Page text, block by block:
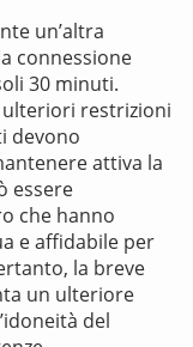
un’altra
connessione
30 minuti.
restrizioni
devono
attiva la
essere
che hanno
e affidabile per
la breve
un ulteriore
del